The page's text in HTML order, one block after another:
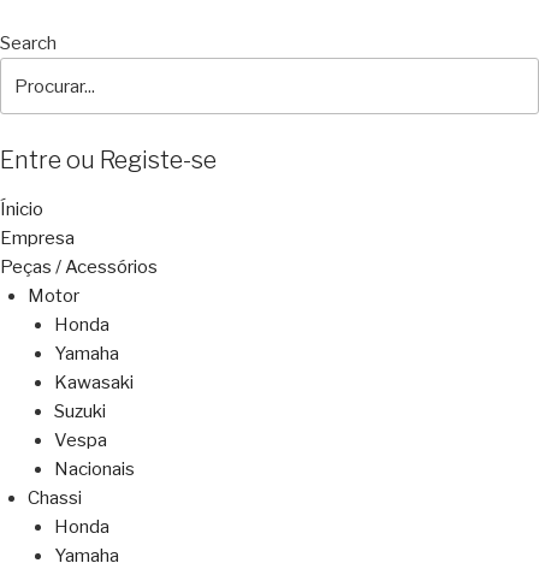
Search
Entre ou Registe-se
Ínicio
Empresa
Peças / Acessórios
Motor
Honda
Yamaha
Kawasaki
Suzuki
Vespa
Nacionais
Chassi
Honda
Yamaha